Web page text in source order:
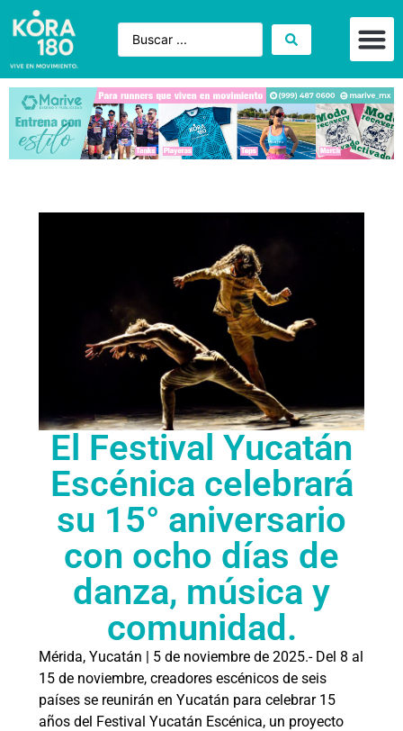
El Festival Yucatán
Escénica celebrará
su 15° aniversario
con ocho días de
danza, música y
comunidad.
Mérida, Yucatán | 5 de noviembre de 2025.- Del 8 al
15 de noviembre, creadores escénicos de seis
países se reunirán en Yucatán para celebrar 15
años del Festival Yucatán Escénica, un proyecto